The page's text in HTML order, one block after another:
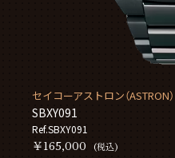
セイコーアストロン（ASTRON）
SBXY091
Ref.SBXY091
￥165,000 (税込)